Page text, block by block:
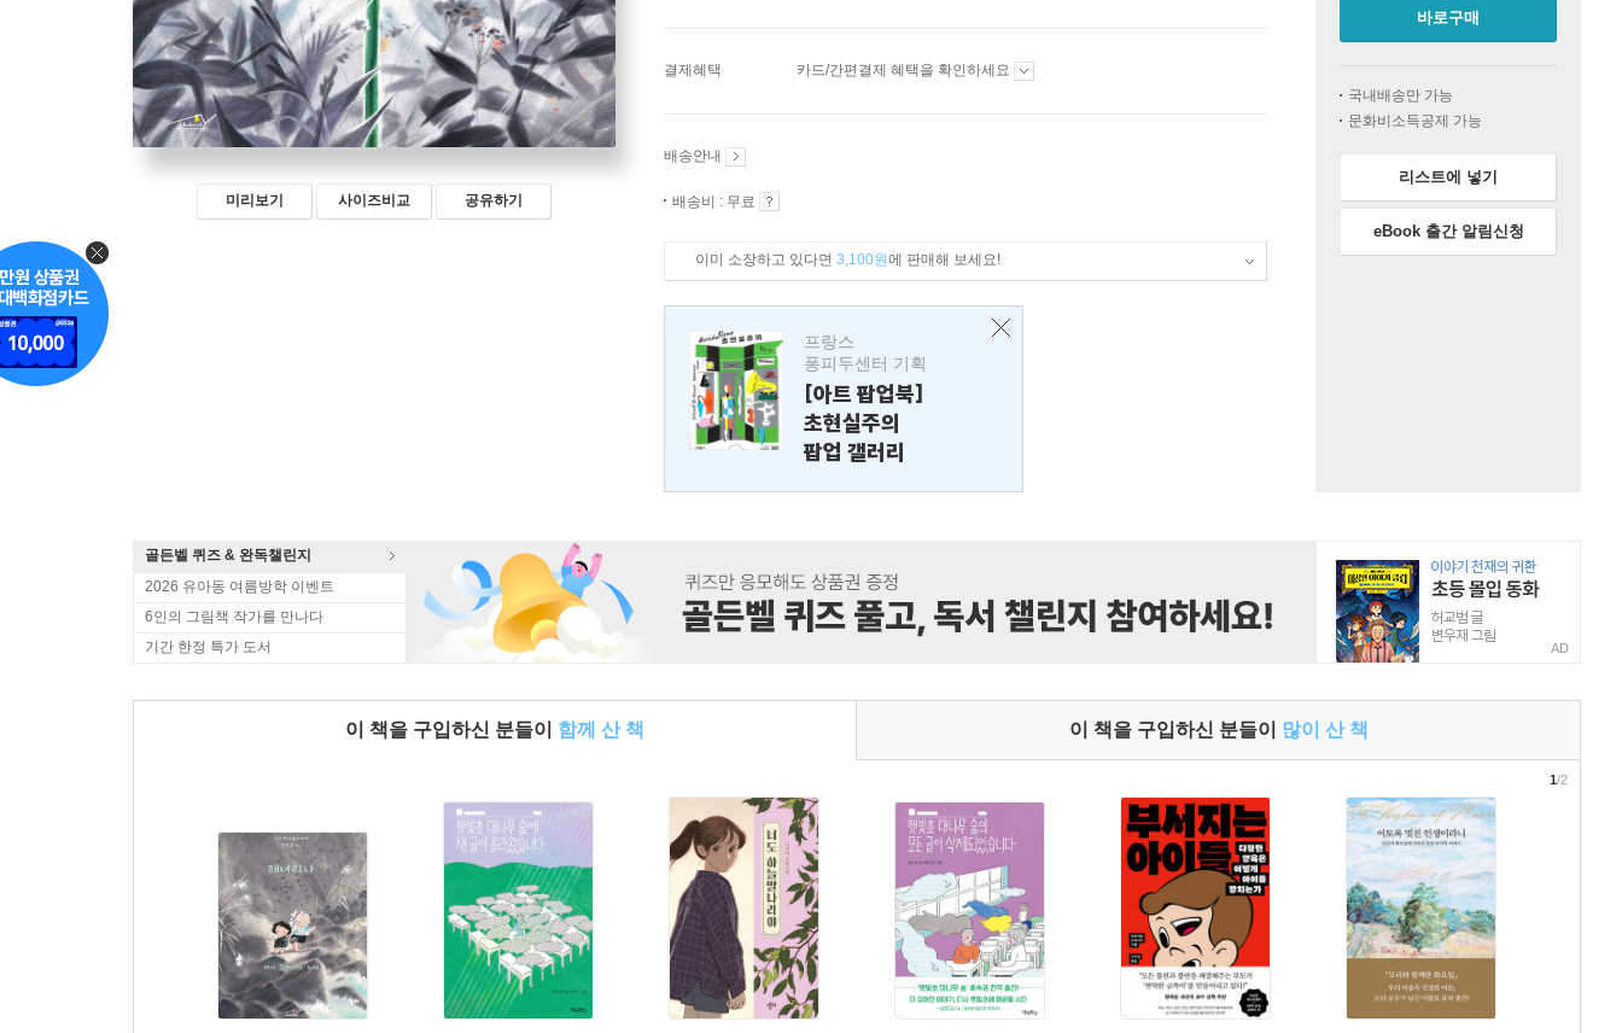
미리보기 사이즈비교 공유하기
결제혜택 카드/간편결제 혜택을 확인하세요
배송안내
배송비 : 무료
이미 소장하고 있다면 3,100원에 판매해 보세요!
프랑스
퐁피두센터 기획
[아트 팝업북]
초현실주의
팝업 갤러리
바로구매
국내배송만 가능
문화비소득공제 가능
리스트에 넣기
eBook 출간 알림신청
골든벨 퀴즈 & 완독챌린지
2026 유아동 여름방학 이벤트
6인의 그림책 작가를 만나다
기간 한정 특가 도서
AD
이 책을 구입하신 분들이 함께 산 책 이 책을 구입하신 분들이 많이 산 책
1/2